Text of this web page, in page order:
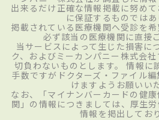
出来るだけ正確な情報掲載に努め
に保証するものではあ
掲載されている医療機関へ受診を
必ず該当の医療機関に直接
当サービスによって生じた損害に
ク、およびミーカンパニー株式会
切負わないものとします。 情報に
手数ですがドクターズ・ファイル
けますようお願いい
なお、「マイナンバーカードの健
関」の情報につきましては、厚生労
情報を掲出してお